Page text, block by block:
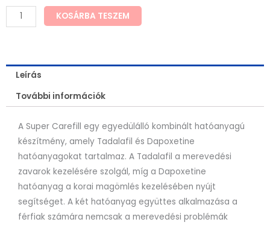
mennyiség
KOSÁRBA TESZEM
Leírás
További információk
A Super Carefill egy egyedülálló kombinált hatóanyagú
készítmény, amely Tadalafil és Dapoxetine
hatóanyagokat tartalmaz. A Tadalafil a merevedési
zavarok kezelésére szolgál, míg a Dapoxetine
hatóanyag a korai magömlés kezelésében nyújt
segítséget. A két hatóanyag együttes alkalmazása a
férfiak számára nemcsak a merevedési problémák